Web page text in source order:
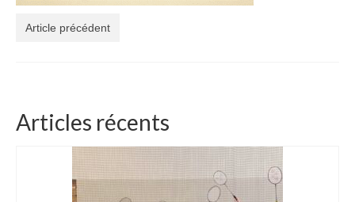
Article précédent
Articles récents